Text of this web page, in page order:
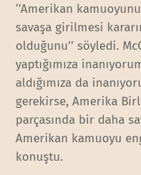
‘’Amerikan
savaşa girilmesi
olduğunu’’ söyledi.
yaptığımıza
aldığımıza da
gerekirse, Amerika
parçasında bir daha
Amerikan kamuoyu
konuştu.